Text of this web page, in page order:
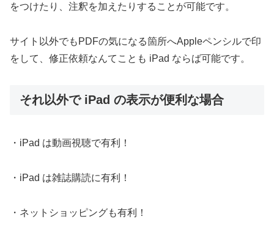
をつけたり、注釈を加えたりすることが可能です。
サイト以外でもPDFの気になる箇所へAppleペンシルで印
をして、修正依頼なんてことも iPad ならば可能です。
それ以外で iPad の表示が便利な場合
・iPad は動画視聴で有利！
・iPad は雑誌購読に有利！
・ネットショッピングも有利！